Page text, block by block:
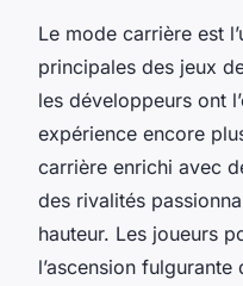
Le mode carrière est
principales des jeux
les développeurs ont
expérience encore
carrière enrichi avec
des rivalités
hauteur. Les joueurs
l’ascension fulgurante